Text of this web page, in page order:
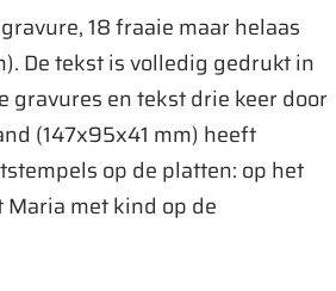
18 fraaie maar helaas
De tekst is volledig gedrukt in
gravures en tekst drie keer door
(147x95x41 mm) heeft
op de platten: op het
met kind op de